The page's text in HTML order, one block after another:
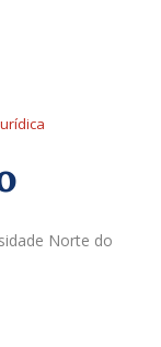
Norte do